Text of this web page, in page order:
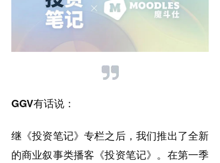
GGV有话说：
继《投资笔记》专栏之后，我们推出了全新
的商业叙事类播客《投资笔记》。 在第一季